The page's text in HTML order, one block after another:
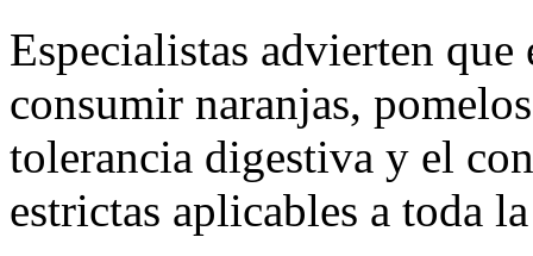
Especialistas advierten
consumir naranjas,
tolerancia digestiva y el
estrictas aplicables a toda